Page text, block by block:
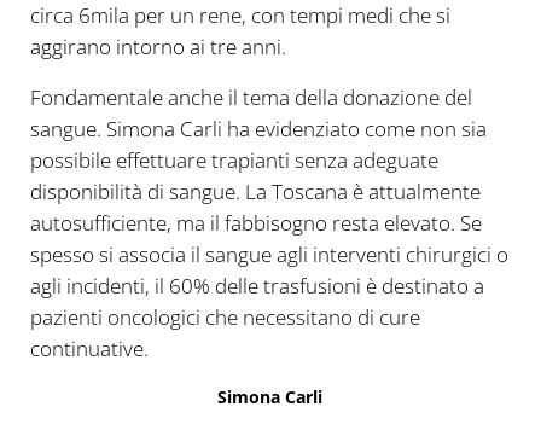
circa 6mila per un rene, con tempi medi che si
aggirano intorno ai tre anni.
Fondamentale anche il tema della donazione del
sangue. Simona Carli ha evidenziato come non sia
possibile effettuare trapianti senza adeguate
disponibilità di sangue. La Toscana è attualmente
autosufficiente, ma il fabbisogno resta elevato. Se
spesso si associa il sangue agli interventi chirurgici o
agli incidenti, il 60% delle trasfusioni è destinato a
pazienti oncologici che necessitano di cure
continuative.
Simona Carli